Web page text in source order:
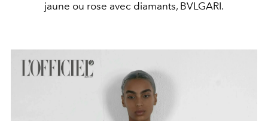
jaune ou rose avec diamants, BVLGARI.